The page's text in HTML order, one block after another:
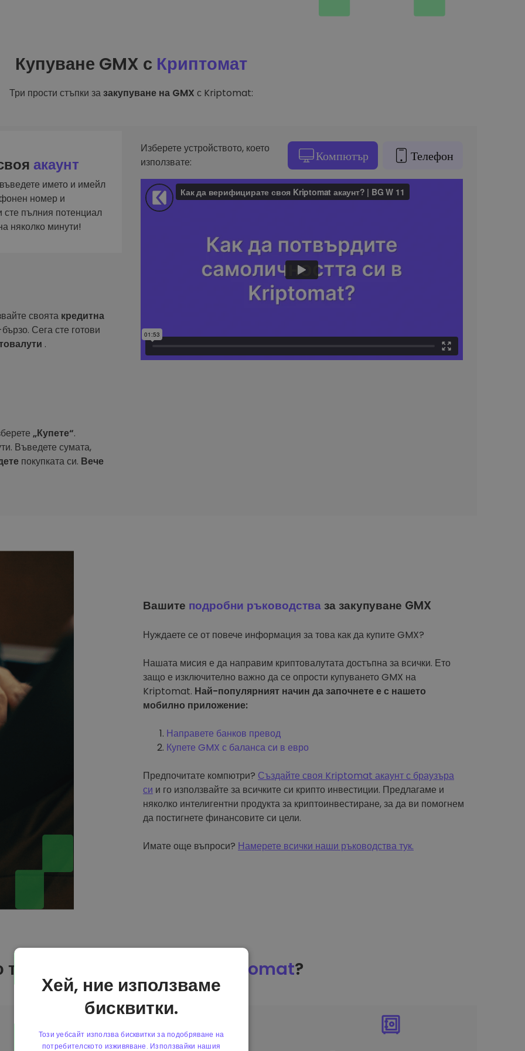
Купуване GMX с Криптомат
Три прости стъпки зазакупуване на GMX с Kriptomat:
акаунт
името и имейл
номер и
сте пълния потенциал
няколко минути!
своята кредитна
Сега сте готови
.
„Купете“.
Въведете сумата,
покупката си. Вече
Изберете устройството, което
използвате:
Компютър Телефон
Вашите подробни ръководстваза закупуване GMX
Нуждаете се от повече информация за това как да купите GMX?
Нашата мисия е да направим криптовалутата достъпна за всички. Ето
защо е изключително важно да се опрости купуването GMX на
Kriptomat. Най-популярният начин да започнете е с нашето
мобилно приложение:
Направете банков превод
Купете GMX с баланса си в евро
Предпочитате компютри? Създайте своя Kriptomat акаунт с браузъра
си и го използвайте за всичките си крипто инвестиции. Предлагаме и
няколко интелигентни продукта за криптоинвестиране, за да ви помогнем
да постигнете финансовите си цели.
Имате още въпроси? Намерете всички наши ръководства тук.
да купя GMX на Kriptomat?
Хей, ние използваме
бисквитки.
Този уебсайт използва бисквитки за подобряване на
потребителското изживяване. Използвайки нашия